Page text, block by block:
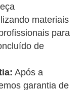
materiais
para
de
Após a
garantia de